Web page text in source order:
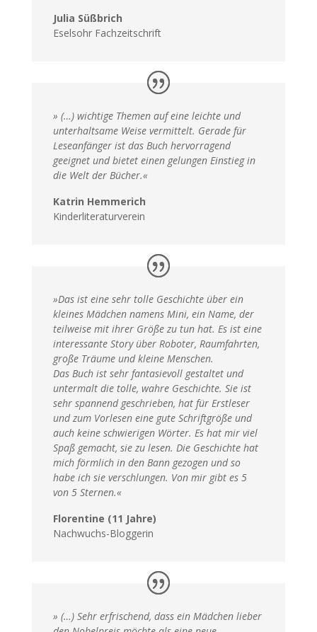
Julia Süßbrich
Eselsohr Fachzeitschrift
» (…) wichtige Themen auf eine leichte und
unterhaltsame Weise vermittelt. Gerade für
Leseanfänger ist das Buch hervorragend
geeignet und bietet einen gelungen Einstieg in
die Welt der Bücher.«
Katrin Hemmerich
Kinderliteraturverein
»Das ist eine sehr tolle Geschichte über ein
kleines Mädchen namens Mini, ein Name, der
teilweise mit ihrer Größe zu tun hat. Es ist eine
interessante Story über Roboter, Raumfahrten,
große Träume und kleine Menschen.
Das Buch ist sehr fantasievoll gestaltet und
untermalt die tolle, wahre Geschichte. Sie ist
sehr spannend geschrieben, hat für Erstleser
und zum Vorlesen eine gute Schriftgröße und
auch keine schwierigen Wörter. Es hat mir viel
Spaß gemacht, sie zu lesen. Die Geschichte hat
mich förmlich in den Bann gezogen und so
habe ich sie verschlungen. Von mir gibt es 5
von 5 Sternen.«
Florentine (11 Jahre)
Nachwuchs-Bloggerin
» (…) Sehr erfrischend, dass ein Mädchen lieber